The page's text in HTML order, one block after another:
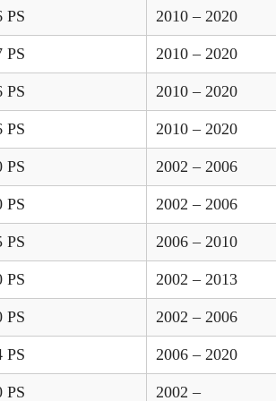
PS 2010 – 2020
PS 2010 – 2020
PS 2010 – 2020
PS 2010 – 2020
PS 2002 – 2006
PS 2002 – 2006
PS 2006 – 2010
PS 2002 – 2013
PS 2002 – 2006
PS 2006 – 2020
PS 2002 –